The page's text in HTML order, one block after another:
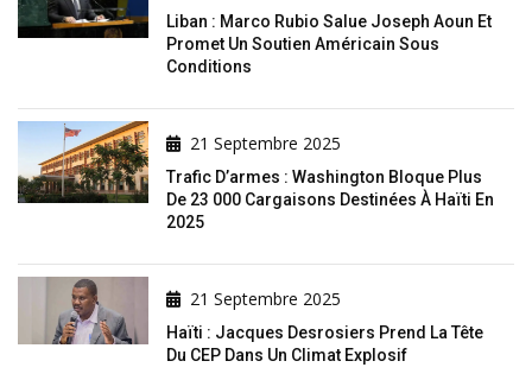
Liban : Marco Rubio Salue Joseph Aoun Et
Promet Un Soutien Américain Sous
Conditions
21 Septembre 2025
Trafic D’armes : Washington Bloque Plus
De 23 000 Cargaisons Destinées À Haïti En
2025
21 Septembre 2025
Haïti : Jacques Desrosiers Prend La Tête
Du CEP Dans Un Climat Explosif